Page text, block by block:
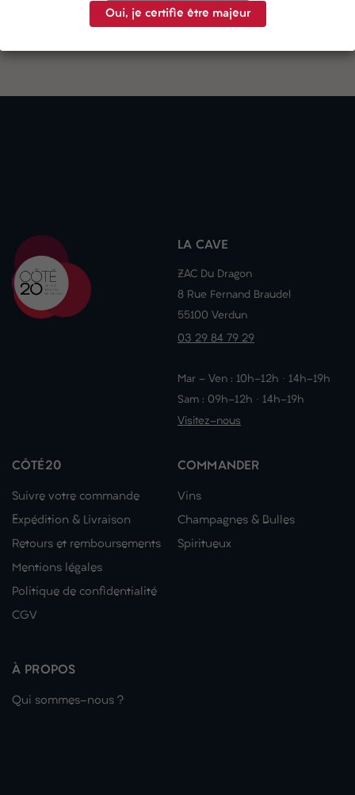
LA CAVE
ZAC Du Dragon
8 Rue Fernand Braudel
55100 Verdun
03 29 84 79 29
Mar - Ven : 10h-12h · 14h-19h
Sam : 09h-12h · 14h-19h
Visitez-nous
CÔTÉ20
Suivre votre commande
Expédition & Livraison
Retours et remboursements
Mentions légales
Politique de confidentialité
CGV
COMMANDER
Vins
Champagnes & Bulles
Spiritueux
À PROPOS
Qui sommes-nous ?
Oui, je certifie être majeur